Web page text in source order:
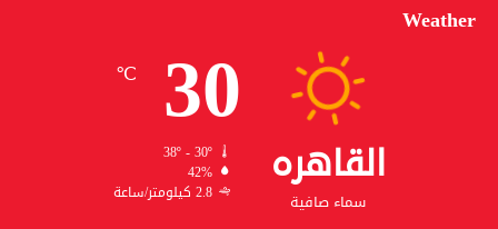
Weather
القاهره
سماء صافية
30
℃
38º - 30º
42%
2.8 كيلومتر/ساعة